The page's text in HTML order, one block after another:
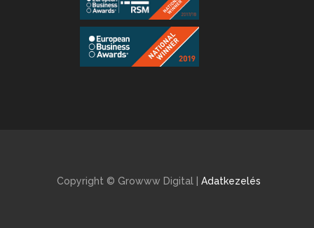
Copyright © Growww Digital | Adatkezelés